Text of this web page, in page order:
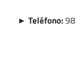
► Teléfono: